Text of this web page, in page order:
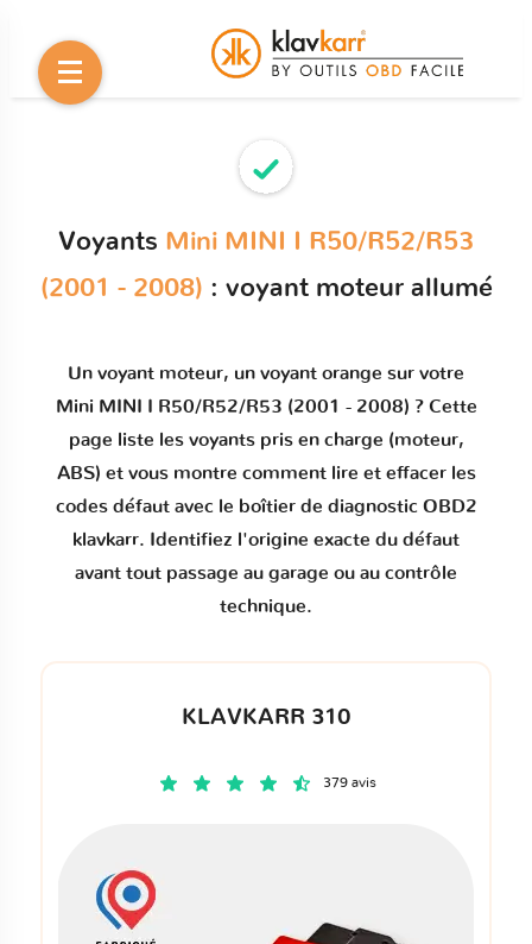
Voyants Mini MINI I R50/R52/R53
(2001 - 2008) : voyant moteur allumé
Un voyant moteur, un voyant orange sur votre
Mini MINI I R50/R52/R53 (2001 - 2008) ? Cette
page liste les voyants pris en charge (moteur,
ABS) et vous montre comment lire et effacer les
codes défautavec le boîtier de diagnostic OBD2
klavkarr. Identifiez l'origine exacte du défaut
avant tout passage au garage ou au contrôle
technique.
KLAVKARR 310
379 avis